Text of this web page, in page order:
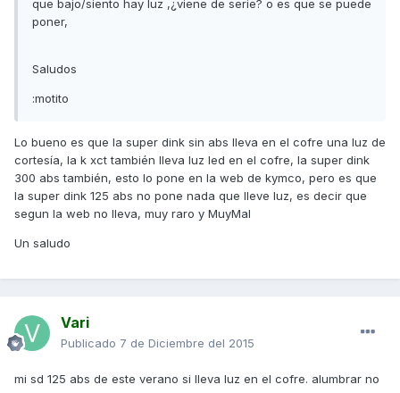
que bajo/siento hay luz ,¿viene de serie? o es que se puede
poner,
Saludos
:motito
Lo bueno es que la super dink sin abs lleva en el cofre una luz de
cortesía, la k xct también lleva luz led en el cofre, la super dink
300 abs también, esto lo pone en la web de kymco, pero es que
la super dink 125 abs no pone nada que lleve luz, es decir que
segun la web no lleva, muy raro y MuyMal
Un saludo
Vari
Publicado 7 de Diciembre del 2015
mi sd 125 abs de este verano si lleva luz en el cofre. alumbrar no